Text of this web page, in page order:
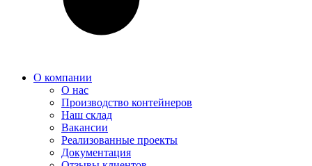
О компании
О нас
Производство контейнеров
Наш склад
Вакансии
Реализованные проекты
Документация